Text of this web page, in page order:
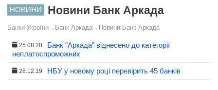
НОВИНИ Новини Банк Аркада
Банки України→ Банк Аркада→ Новини Банк Аркада
25.08.20
Банк "Аркада" віднесено до категорії
неплатоспроможних
28.12.19 НБУ у новому році перевірить 45 банків